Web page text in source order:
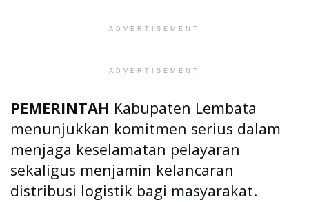
ADVERTISEMENT
ADVERTISEMENT
PEMERINTAH Kabupaten Lembata
menunjukkan komitmen serius dalam
menjaga keselamatan pelayaran
sekaligus menjamin kelancaran
distribusi logistik bagi masyarakat.